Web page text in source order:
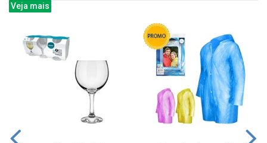
Veja mais